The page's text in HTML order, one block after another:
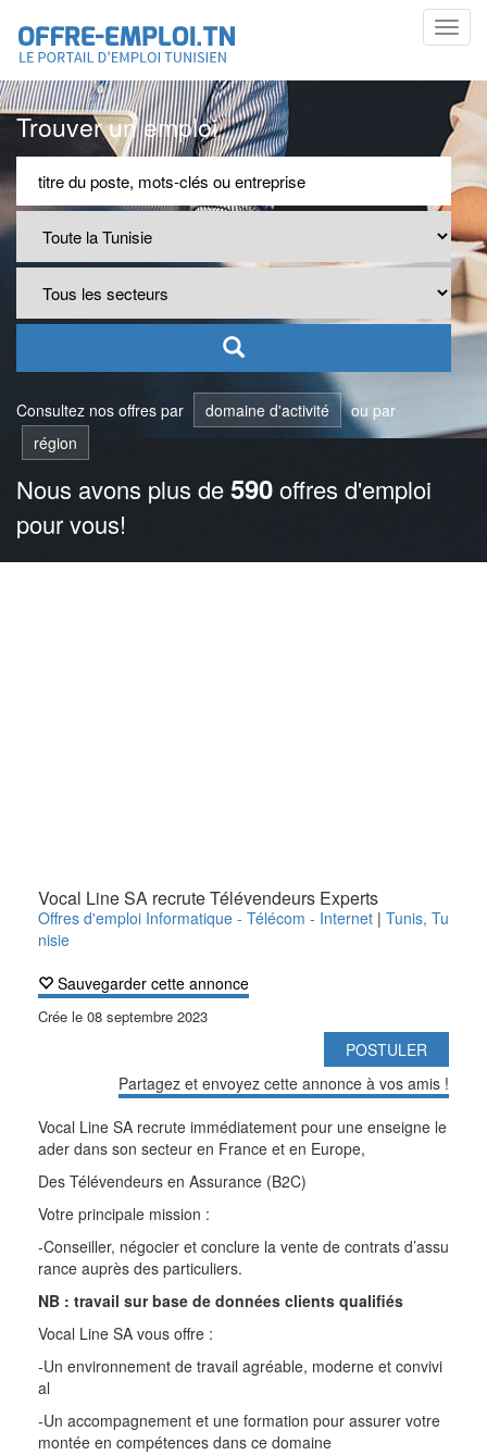
Trouver un emploi
Consultez nos offres par domaine d'activité
ou par
région
Nous avons plus de590offres d'emploi
pour vous!
Vocal Line SA recrute Télévendeurs Experts
Offres d'emploi Informatique - Télécom - Internet | Tunis, Tu
nisie
Sauvegarder cette annonce
Crée le 08 septembre 2023
POSTULER
Partagez et envoyez cette annonce à vos amis !
Vocal Line SA recrute immédiatement pour une enseigne le
ader dans son secteur en France et en Europe,
Des Télévendeurs en Assurance (B2C)
Votre principale mission :
-Conseiller, négocier et conclure la vente de contrats d’assu
rance auprès des particuliers.
NB : travail sur base de données clients qualifiés
Vocal Line SA vous offre :
-Un environnement de travail agréable, moderne et convivi
al
-Un accompagnement et une formation pour assurer votre
montée en compétences dans ce domaine